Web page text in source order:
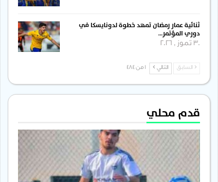
ثنائية عمار رمضان تمهد خطوة لدونايسكا في
دوري المؤتمر…
30 تموز , 2026
السابق التالي
قدم محلي